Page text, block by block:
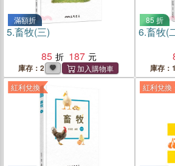
滿額折
5.畜牧(三)
85
187
庫存：2
85 折
6.畜牧(
庫存：1
紅利兌換 紅利兌換